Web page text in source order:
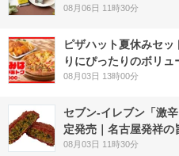
08月06日 11時30分
ピザハット夏休みセ
りにぴったりのボリ
08月03日 13時00分
セブン-イレブン「激
定発売｜名古屋発祥の
08月03日 11時30分